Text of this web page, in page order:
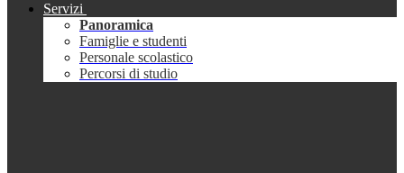
Servizi
Panoramica
Famiglie e studenti
Personale scolastico
Percorsi di studio